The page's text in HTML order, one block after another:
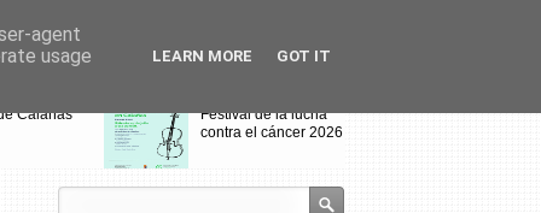
Calañas
Festival de la lucha
contra el cáncer 2026
y el Cerro de
VIII Feria de
agent
usage
LEARN MORE GOT IT